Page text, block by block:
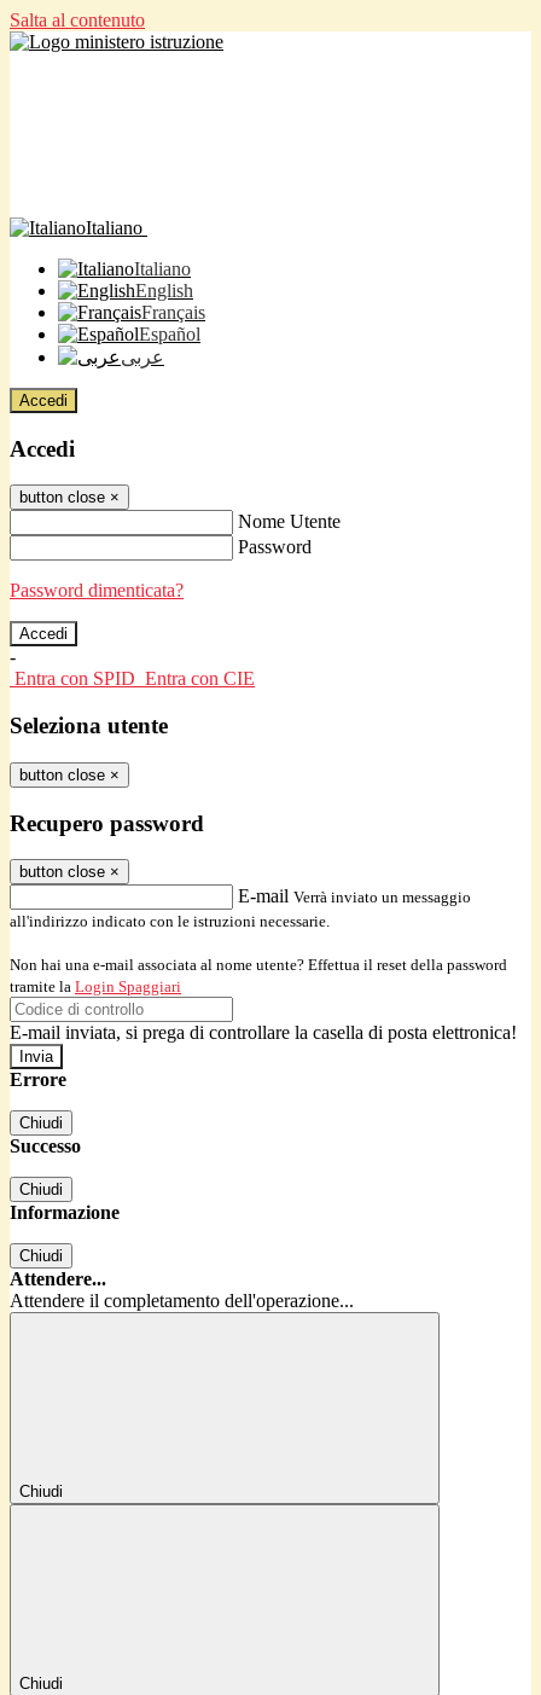
Salta al contenuto
Italiano
Italiano
English
Français
Español
عربى
Accedi
Accedi
button close ×
Nome Utente
Password
Password dimenticata?
-
Entra con SPID Entra con CIE
Seleziona utente
button close ×
Recupero password
button close ×
E-mail Verrà inviato un messaggio
all'indirizzo indicato con le istruzioni necessarie.
Non hai una e-mail associata al nome utente? Effettua il reset della password
tramite la Login Spaggiari
E-mail inviata, si prega di controllare la casella di posta elettronica!
Errore
Chiudi
Successo
Chiudi
Informazione
Chiudi
Attendere...
Attendere il completamento dell'operazione...
Chiudi
Chiudi